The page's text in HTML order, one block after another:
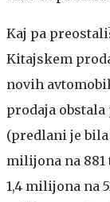
Kaj pa
Kitajskem
novih
prodaja
(predlani je bila
milijona na 881
1,4 milijona na